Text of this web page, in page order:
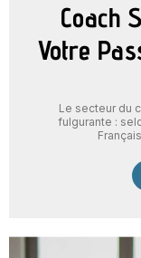
Coach
Votre
Le secteur du
fulgurante :